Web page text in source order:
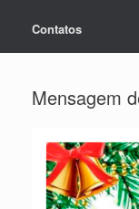
Contatos
Mensagem